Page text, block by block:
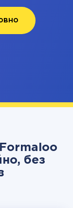
Formaloo
без